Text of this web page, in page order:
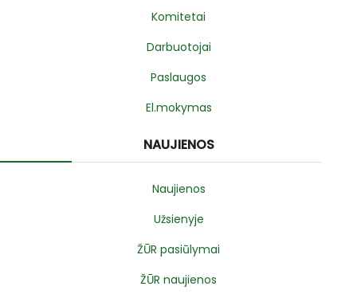
Komitetai
Darbuotojai
Paslaugos
El.mokymas
NAUJIENOS
Naujienos
Užsienyje
ŽŪR pasiūlymai
ŽŪR naujienos